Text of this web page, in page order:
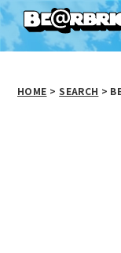
HOME > SEARCH >